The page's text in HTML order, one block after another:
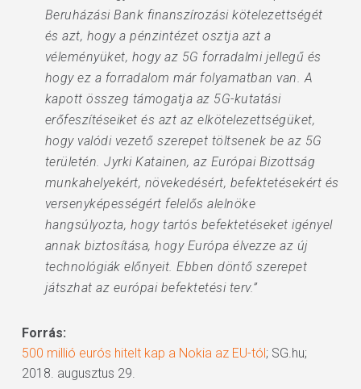
Beruházási Bank finanszírozási kötelezettségét
és azt, hogy a pénzintézet osztja azt a
véleményüket, hogy az 5G forradalmi jellegű és
hogy ez a forradalom már folyamatban van. A
kapott összeg támogatja az 5G-kutatási
erőfeszítéseiket és azt az elkötelezettségüket,
hogy valódi vezető szerepet töltsenek be az 5G
területén. Jyrki Katainen, az Európai Bizottság
munkahelyekért, növekedésért, befektetésekért és
versenyképességért felelős alelnöke
hangsúlyozta, hogy tartós befektetéseket igényel
annak biztosítása, hogy Európa élvezze az új
technológiák előnyeit. Ebben döntő szerepet
játszhat az európai befektetési terv.”
Forrás:
500 millió eurós hitelt kap a Nokia az EU-tól; SG.hu;
2018. augusztus 29.